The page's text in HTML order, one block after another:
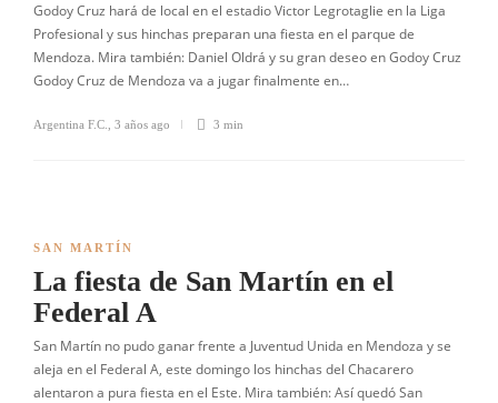
Godoy Cruz hará de local en el estadio Victor Legrotaglie en la Liga
Profesional y sus hinchas preparan una fiesta en el parque de
Mendoza. Mira también: Daniel Oldrá y su gran deseo en Godoy Cruz
Godoy Cruz de Mendoza va a jugar finalmente en…
Argentina F.C. 3 años ago 3 min
SAN MARTÍN
La fiesta de San Martín en el
Federal A
San Martín no pudo ganar frente a Juventud Unida en Mendoza y se
aleja en el Federal A, este domingo los hinchas del Chacarero
alentaron a pura fiesta en el Este. Mira también: Así quedó San